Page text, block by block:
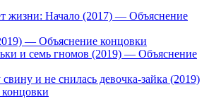
жизни: Начало (2017) — Объяснение
— Объяснение концовки
и семь гномов (2019) — Объяснение
и не снилась девочка-зайка (2019)